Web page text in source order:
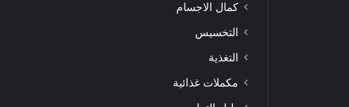
كمال الاجسام
التخسيس
التغذية
مكملات غذائية